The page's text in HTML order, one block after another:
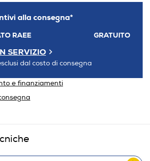
alla consegna*
RAEE GRATUITO
SERVIZIO
dal costo di consegna
e finanziamenti